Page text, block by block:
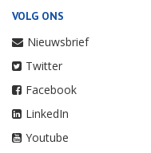
VOLG ONS
Nieuwsbrief
Twitter
Facebook
LinkedIn
Youtube